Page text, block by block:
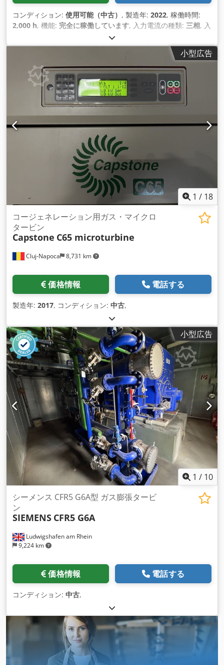
コンディション: 使用可能（中古） , 製造年: 2022, 稼働時間:
2,000 h, 機能: 完全に稼働しています, 入力電流の種類: 三相, 入
, 回転速度（最小）:
度:1,500 回転/分, 燃料:家庭用ガス H, 入力周波数:50 ヘルツ,
ドキュメント / マニュアル, 回転速度無段階可変,
小型広告
1 / 18
Cluj-Napoca 8,731 km
コージェネレーション用ガス・マイクロ
タービン
Capstone C65 microturbine
価格情報 電話する
製造年: 2017, コンディション: 中古,
小型広告
1 / 10
Ludwigshafen am Rhein
9,224 km
シーメンス CFR5 G6A型 ガス膨張タービ
ン
SIEMENS CFR5 G6A
価格情報 電話する
コンディション: 中古,